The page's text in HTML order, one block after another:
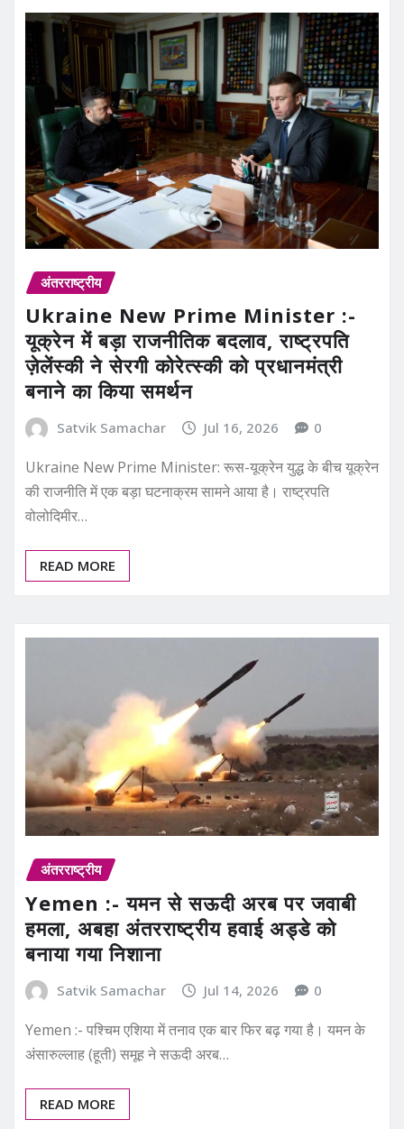
अंतरराष्ट्रीय
Ukraine New Prime Minister :-
यूक्रेन में बड़ा राजनीतिक बदलाव, राष्ट्रपति
ज़ेलेंस्की ने सेरगी कोरेत्स्की को प्रधानमंत्री
बनाने का किया समर्थन
Satvik Samachar Jul 16, 2026 0
Ukraine New Prime Minister: रूस-यूक्रेन युद्ध के बीच यूक्रेन
की राजनीति में एक बड़ा घटनाक्रम सामने आया है। राष्ट्रपति
वोलोदिमीर…
READ MORE
अंतरराष्ट्रीय
Yemen :- यमन से सऊदी अरब पर जवाबी
हमला, अबहा अंतरराष्ट्रीय हवाई अड्डे को
बनाया गया निशाना
Satvik Samachar Jul 14, 2026 0
Yemen :- पश्चिम एशिया में तनाव एक बार फिर बढ़ गया है। यमन के
अंसारुल्लाह (हूती) समूह ने सऊदी अरब…
READ MORE